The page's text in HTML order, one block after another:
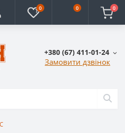
0 0 0
+380 (67) 411-01-24
Замовити дзвінок